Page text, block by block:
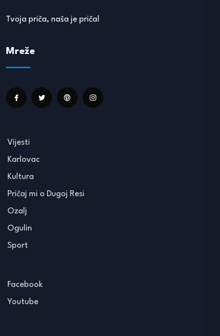
Tvoja priča, naša je priča!
Mreže
Vijesti
Karlovac
Kultura
Pričaj mi o Dugoj Resi
Ozalj
Ogulin
Sport
Facebook
Youtube